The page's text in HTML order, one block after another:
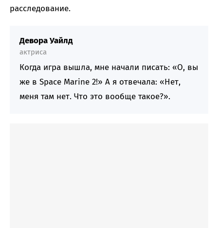
расследование.
Девора Уайлд
актриса
Когда игра вышла, мне начали писать: «О, вы
же в Space Marine 2!» А я отвечала: «Нет,
меня там нет. Что это вообще такое?».